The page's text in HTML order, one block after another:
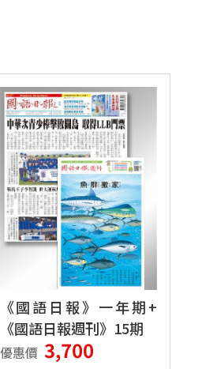
《國語日報》一年期+
《國語日報週刊》15期
優惠價 3,700